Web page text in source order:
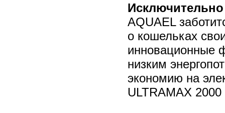
Исключительно
AQUAEL
о кошельках
инновационные
низким
экономию на
ULTRAMAX 2000